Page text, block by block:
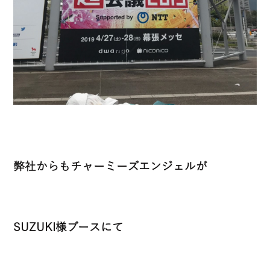
弊社からもチャーミーズエンジェルが
SUZUKI様ブースにて